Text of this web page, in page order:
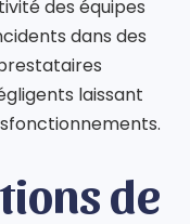
des équipes
dans des
laissant
de